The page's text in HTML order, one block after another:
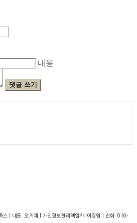
내용
댓글 쓰기
| 대표: 오지예 | 개인정보관리책임자: 이경원 | 전화: 010-